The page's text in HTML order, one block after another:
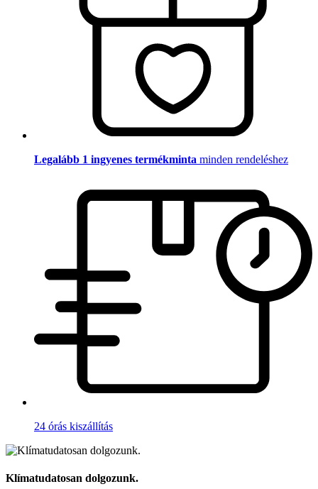
Legalább 1 ingyenes termékminta minden rendeléshez
24 órás kiszállítás
Klímatudatosan dolgozunk.